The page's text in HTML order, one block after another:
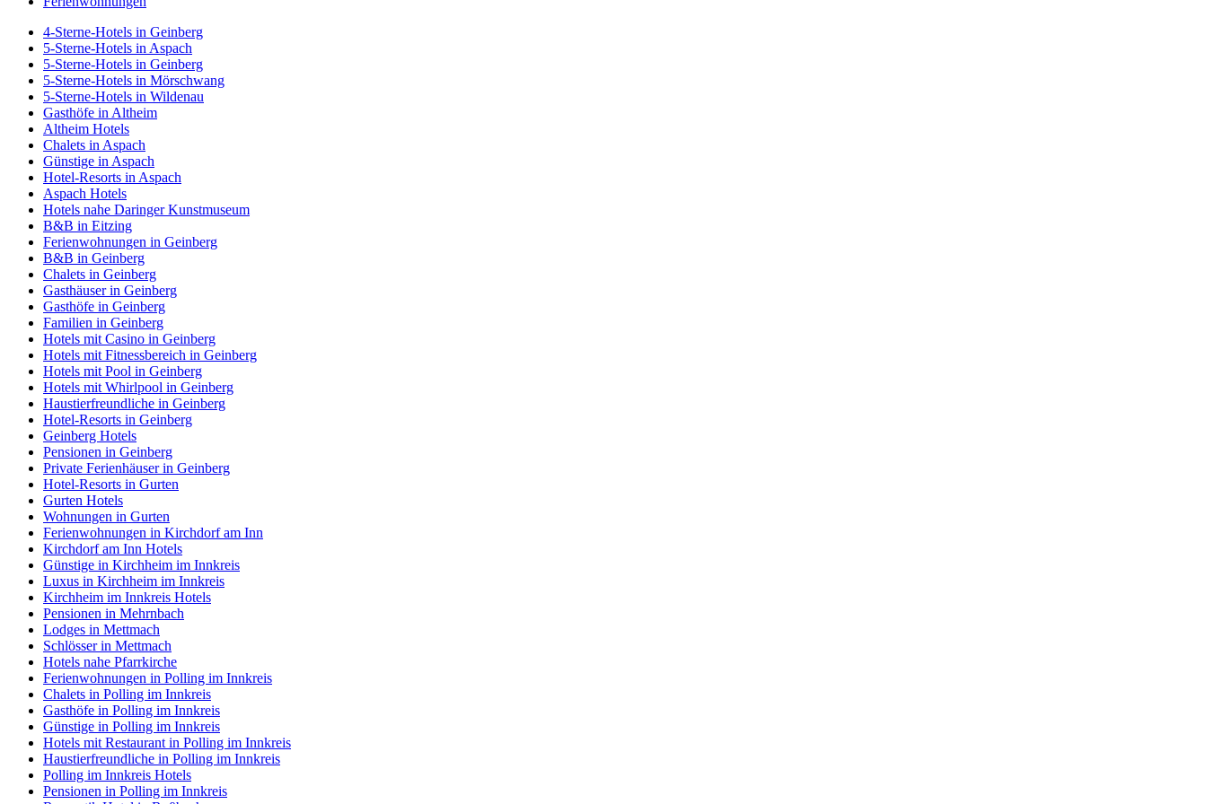
4-Sterne-Hotels in Geinberg
5-Sterne-Hotels in Aspach
5-Sterne-Hotels in Geinberg
5-Sterne-Hotels in Mörschwang
5-Sterne-Hotels in Wildenau
Gasthöfe in Altheim
Altheim Hotels
Chalets in Aspach
Günstige in Aspach
Hotel-Resorts in Aspach
Aspach Hotels
Hotels nahe Daringer Kunstmuseum
B&B in Eitzing
Ferienwohnungen in Geinberg
B&B in Geinberg
Chalets in Geinberg
Gasthäuser in Geinberg
Gasthöfe in Geinberg
Familien in Geinberg
Hotels mit Casino in Geinberg
Hotels mit Fitnessbereich in Geinberg
Hotels mit Pool in Geinberg
Hotels mit Whirlpool in Geinberg
Haustierfreundliche in Geinberg
Hotel-Resorts in Geinberg
Geinberg Hotels
Pensionen in Geinberg
Private Ferienhäuser in Geinberg
Hotel-Resorts in Gurten
Gurten Hotels
Wohnungen in Gurten
Ferienwohnungen in Kirchdorf am Inn
Kirchdorf am Inn Hotels
Günstige in Kirchheim im Innkreis
Luxus in Kirchheim im Innkreis
Kirchheim im Innkreis Hotels
Pensionen in Mehrnbach
Lodges in Mettmach
Schlösser in Mettmach
Hotels nahe Pfarrkirche
Ferienwohnungen in Polling im Innkreis
Chalets in Polling im Innkreis
Gasthöfe in Polling im Innkreis
Günstige in Polling im Innkreis
Hotels mit Restaurant in Polling im Innkreis
Haustierfreundliche in Polling im Innkreis
Polling im Innkreis Hotels
Pensionen in Polling im Innkreis